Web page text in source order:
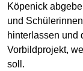
Köpenick
und
hinterlassen und
Vorbildprojekt,
soll.